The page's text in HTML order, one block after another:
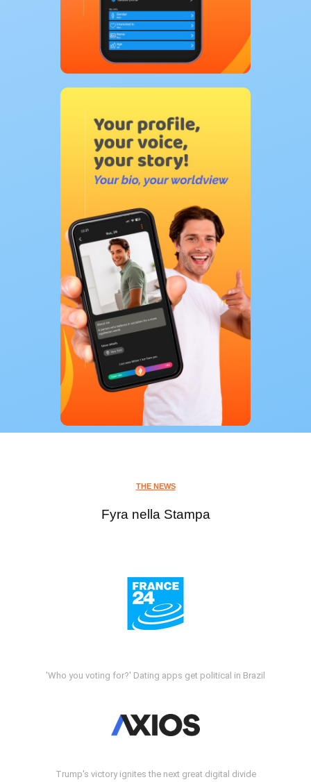
THE NEWS
Fyra nella Stampa
'Who you voting for?' Dating apps get political in Brazil
Trump's victory ignites the next great digital divide